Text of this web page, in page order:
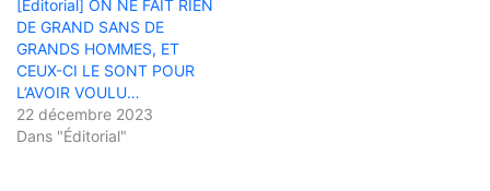
[Éditorial] ON NE FAIT RIEN
DE GRAND SANS DE
GRANDS HOMMES, ET
CEUX-CI LE SONT POUR
L’AVOIR VOULU…
22 décembre 2023
Dans "Éditorial"